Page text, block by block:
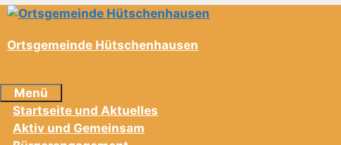
Ortsgemeinde Hütschenhausen
Menü
Startseite und Aktuelles
Aktiv und Gemeinsam